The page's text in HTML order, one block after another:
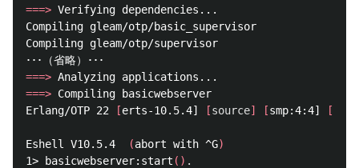
===> Verifying dependencies...
Compiling gleam/otp/basic_supervisor
Compiling gleam/otp/supervisor
===>
===> Compiling basicwebserver
Erlang/OTP 22
[erts-10.5.4] [source] [smp:4:4] [
Eshell V10.5.4 (abort with ^G)
1> basicwebserver:start () .